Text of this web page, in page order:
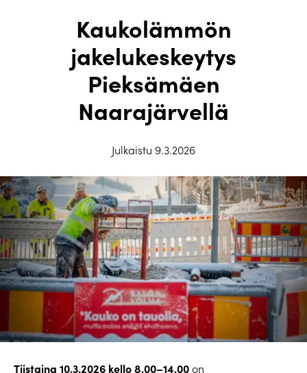
Kaukolämmön
jakelukeskeytys
Pieksämäen
Naarajärvellä
Julkaistu 9.3.2026
Tiistaina 10.3.2026 kello 8.00–14.00on